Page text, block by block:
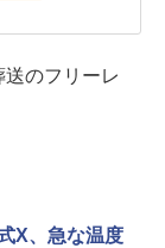
のフリーレ
X、急な温度